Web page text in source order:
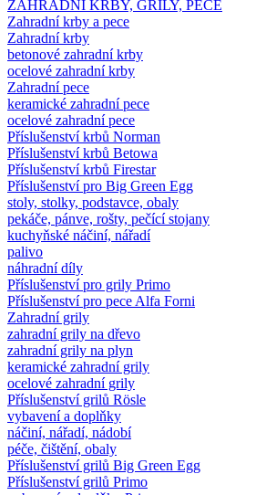
ZAHRADNÍ KRBY, GRILY, PECE
Zahradní krby a pece
Zahradní krby
betonové zahradní krby
ocelové zahradní krby
Zahradní pece
keramické zahradní pece
ocelové zahradní pece
Příslušenství krbů Norman
Příslušenství krbů Betowa
Příslušenství krbů Firestar
Příslušenství pro Big Green Egg
stoly, stolky, podstavce, obaly
pekáče, pánve, rošty, pečící stojany
kuchyňské náčiní, nářadí
palivo
náhradní díly
Příslušenství pro grily Primo
Příslušenství pro pece Alfa Forni
Zahradní grily
zahradní grily na dřevo
zahradní grily na plyn
keramické zahradní grily
ocelové zahradní grily
Příslušenství grilů Rösle
vybavení a doplňky
náčiní, nářadí, nádobí
péče, čištění, obaly
Příslušenství grilů Big Green Egg
Příslušenství grilů Primo